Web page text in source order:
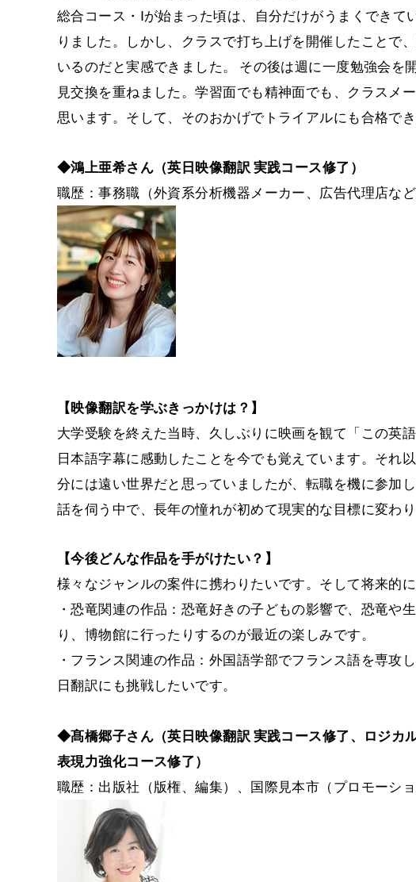
総合コース・Ⅰが始まった頃は、自分だけがうまくでき
りました。しかし、クラスで打ち上げを開催したことで
いるのだと実感できました。 その後は週に一度勉強会を
見交換を重ねました。学習面でも精神面でも、クラスメ
思います。そして、そのおかげでトライアルにも合格でき
◆鴻上亜希さん（英日映像翻訳 実践コース修了）
職歴：事務職（外資系分析機器メーカー、広告代理店な
【映像翻訳を学ぶきっかけは？】
大学受験を終えた当時、久しぶりに映画を観て「この英
日本語字幕に感動したことを今でも覚えています。それ
分には遠い世界だと思っていましたが、転職を機に参加
話を伺う中で、長年の憧れが初めて現実的な目標に変わり
【今後どんな作品を手がけたい？】
様々なジャンルの案件に携わりたいです。そして将来的
・恐竜関連の作品：恐竜好きの子どもの影響で、恐竜や
り、博物館に行ったりするのが最近の楽しみです。
・フランス関連の作品：外国語学部でフランス語を専攻
日翻訳にも挑戦したいです。
◆髙橋郷子さん（英日映像翻訳 実践コース修了、ロジカ
表現力強化コース修了）
職歴：出版社（版権、編集）、国際見本市（プロモーシ